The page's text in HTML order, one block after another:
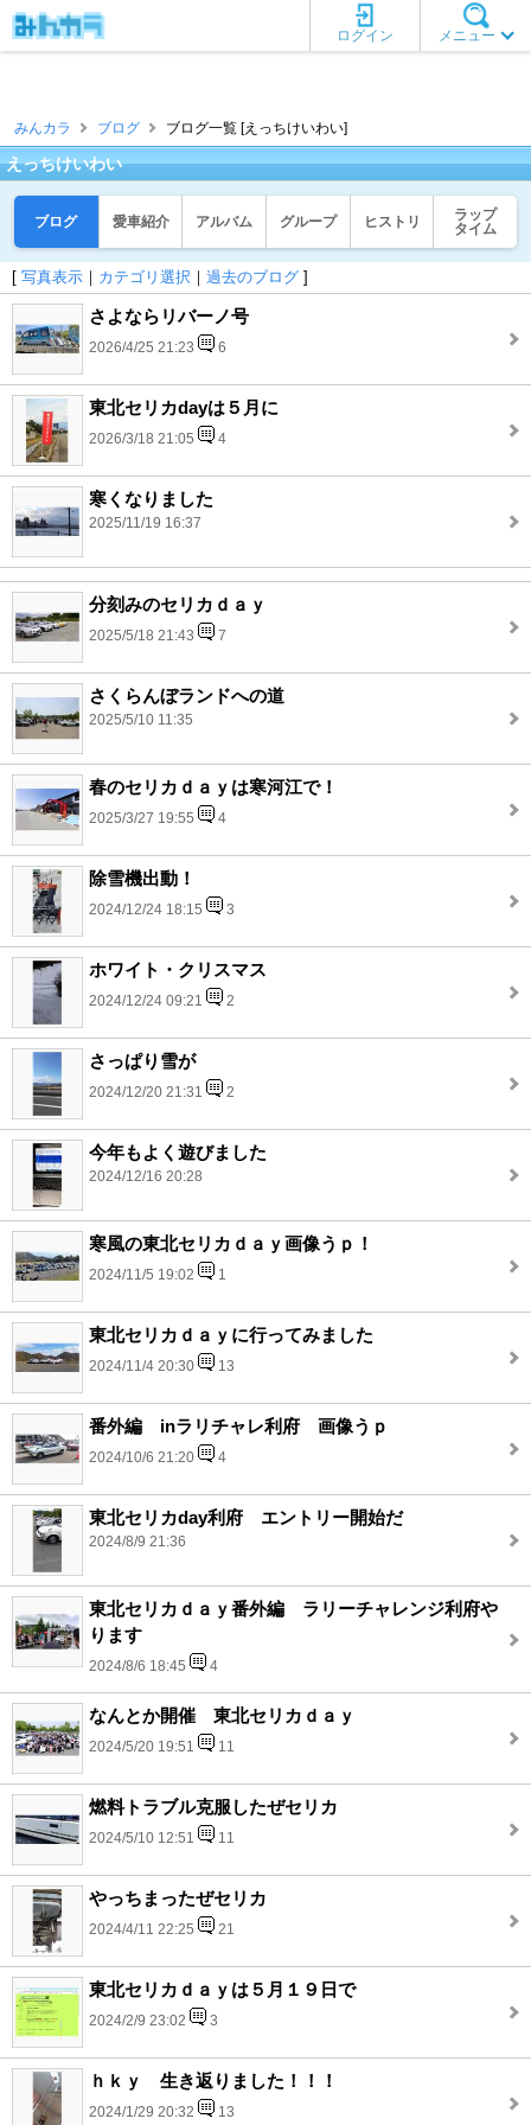
メニュー
ログイン
みんカラ ブログ ブログ一覧 [えっちけいわい]
えっちけいわい
ブログ 愛車紹介 アルバム グループ ヒストリ
ラップ
タイム
[ 写真表示 ｜ カテゴリ選択 ｜ 過去のブログ ]
さよならリバーノ号
2026/4/25 21:23 6
東北セリカdayは５月に
2026/3/18 21:05 4
寒くなりました
2025/11/19 16:37
分刻みのセリカｄａｙ
2025/5/18 21:43 7
さくらんぼランドへの道
2025/5/10 11:35
春のセリカｄａｙは寒河江で！
2025/3/27 19:55 4
除雪機出動！
2024/12/24 18:15 3
ホワイト・クリスマス
2024/12/24 09:21 2
さっぱり雪が
2024/12/20 21:31 2
今年もよく遊びました
2024/12/16 20:28
寒風の東北セリカｄａｙ画像うｐ！
2024/11/5 19:02 1
東北セリカｄａｙに行ってみました
2024/11/4 20:30 13
番外編 inラリチャレ利府 画像うｐ
2024/10/6 21:20 4
東北セリカday利府 エントリー開始だ
2024/8/9 21:36
東北セリカｄａｙ番外編 ラリーチャレンジ利府や
ります
2024/8/6 18:45 4
なんとか開催 東北セリカｄａｙ
2024/5/20 19:51 11
燃料トラブル克服したぜセリカ
2024/5/10 12:51 11
やっちまったぜセリカ
2024/4/11 22:25 21
東北セリカｄａｙは５月１９日で
2024/2/9 23:02 3
ｈｋｙ 生き返りました！！！
2024/1/29 20:32 13